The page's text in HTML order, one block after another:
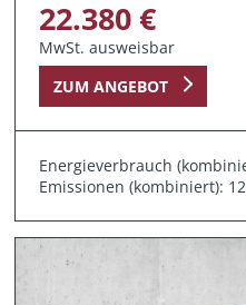
22.380 €
MwSt. ausweisbar
ZUM ANGEBOT
Energieverbrauch
Emissionen (kombiniert):